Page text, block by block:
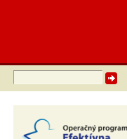
Hľadať: